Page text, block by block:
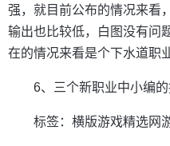
强，就目前公布的情况来看
输出也比较低，白图没有问
在的情况来看是个下水道职业
6、三个新职业中小编
标签：横版游戏精选网